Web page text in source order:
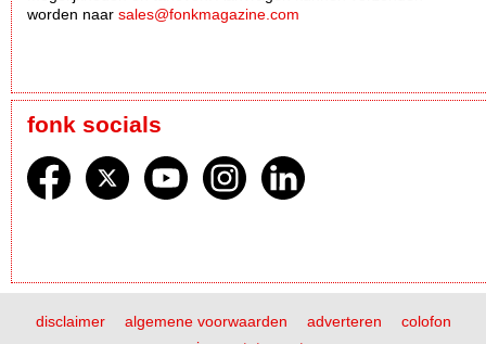
worden naar sales@fonkmagazine.com
fonk socials
disclaimer algemene voorwaarden adverteren
colofon